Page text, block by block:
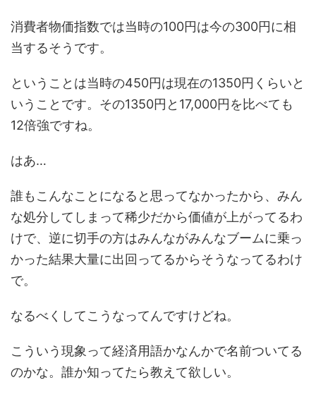
消費者物価指数では当時の100円は今の300円に相
当するそうです。
ということは当時の450円は現在の1350円くらいと
いうことです。その1350円と17,000円を比べても
12倍強ですね。
はあ…
誰もこんなことになると思ってなかったから、みん
な処分してしまって稀少だから価値が上がってるわ
けで、逆に切手の方はみんながみんなブームに乗っ
かった結果大量に出回ってるからそうなってるわけ
で。
なるべくしてこうなってんですけどね。
こういう現象って経済用語かなんかで名前ついてる
のかな。誰か知ってたら教えて欲しい。